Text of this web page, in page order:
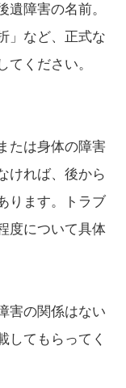
障害の名前。
」など、正式な
ください。
たは身体の障害
ければ、後から
ります。トラブ
度について具体
害の関係はない
してもらってく